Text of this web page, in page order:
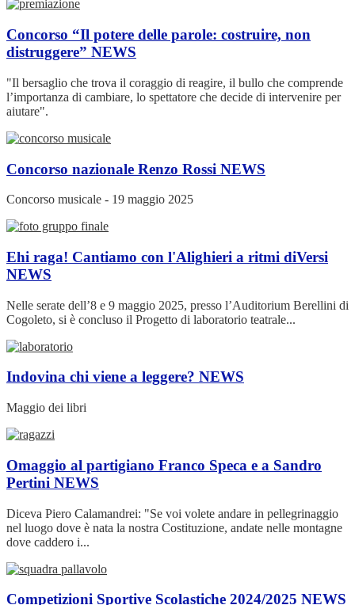
Concorso “Il potere delle parole: costruire, non
distruggere” NEWS
"Il bersaglio che trova il coraggio di reagire, il bullo che comprende
l’importanza di cambiare, lo spettatore che decide di intervenire per
aiutare".
Concorso nazionale Renzo Rossi NEWS
Concorso musicale - 19 maggio 2025
Ehi raga! Cantiamo con l'Alighieri a ritmi diVersi
NEWS
Nelle serate dell’8 e 9 maggio 2025, presso l’Auditorium Berellini di
Cogoleto, si è concluso il Progetto di laboratorio teatrale...
Indovina chi viene a leggere? NEWS
Maggio dei libri
Omaggio al partigiano Franco Speca e a Sandro
Pertini NEWS
Diceva Piero Calamandrei: "Se voi volete andare in pellegrinaggio
nel luogo dove è nata la nostra Costituzione, andate nelle montagne
dove caddero i...
Competizioni Sportive Scolastiche 2024/2025 NEWS